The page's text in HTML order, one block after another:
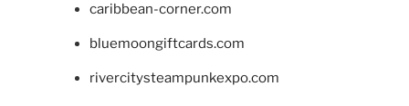
caribbean-corner.com
bluemoongiftcards.com
rivercitysteampunkexpo.com